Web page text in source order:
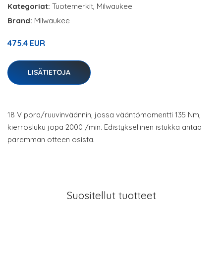
Kategoriat: Tuotemerkit, Milwaukee
Brand: Milwaukee
475.4 EUR
LISÄTIETOJA
18 V pora/ruuvinväännin, jossa vääntömomentti 135 Nm,
kierrosluku jopa 2000 /min. Edistyksellinen istukka antaa
paremman otteen osista.
Suositellut tuotteet